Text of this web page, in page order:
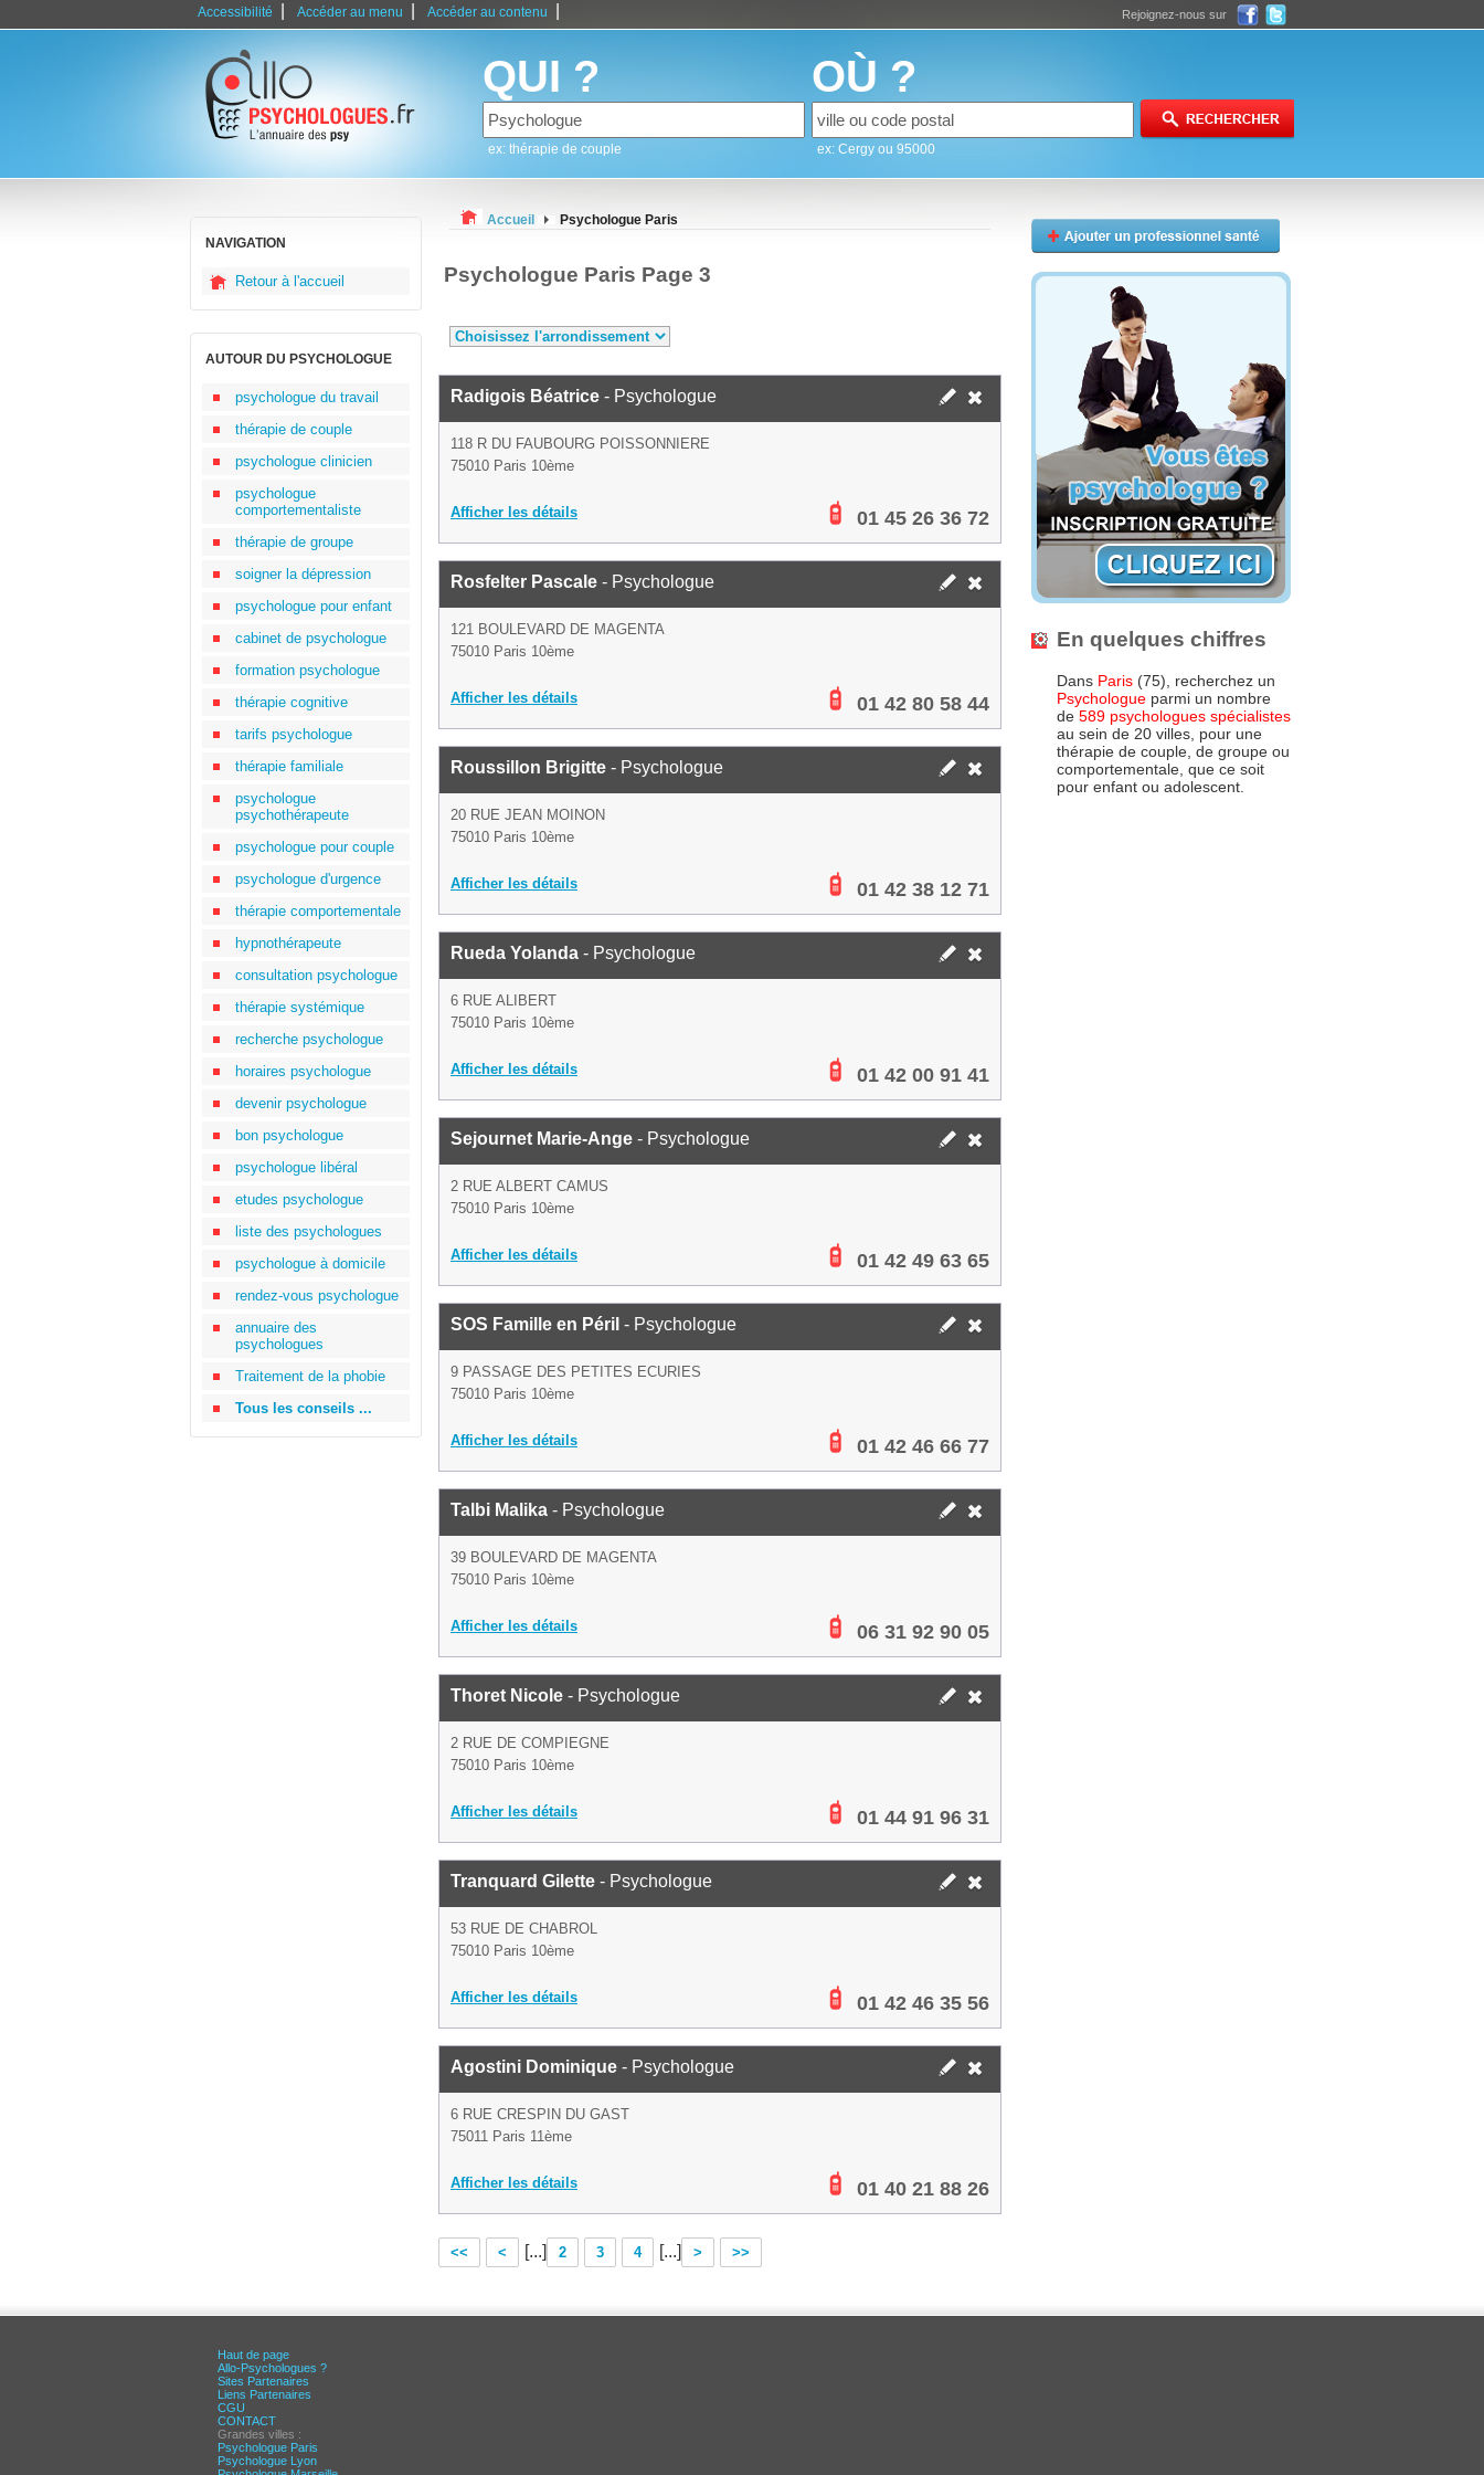
Accessibilité Accéder au menu Accéder au contenu Rejoignez-nous sur
QUI ?
ex: thérapie de couple
OÙ ?
ex: Cergy ou 95000
NAVIGATION
Retour à l'accueil
AUTOUR DU PSYCHOLOGUE
psychologue du travail
thérapie de couple
psychologue clinicien
psychologue
comportementaliste
thérapie de groupe
soigner la dépression
psychologue pour enfant
cabinet de psychologue
formation psychologue
thérapie cognitive
tarifs psychologue
thérapie familiale
psychologue
psychothérapeute
psychologue pour couple
psychologue d'urgence
thérapie comportementale
hypnothérapeute
consultation psychologue
thérapie systémique
recherche psychologue
horaires psychologue
devenir psychologue
bon psychologue
psychologue libéral
etudes psychologue
liste des psychologues
psychologue à domicile
rendez-vous psychologue
annuaire des
psychologues
Traitement de la phobie
Tous les conseils ...
Accueil Psychologue Paris
Psychologue Paris Page 3
Radigois Béatrice - Psychologue
118 R DU FAUBOURG POISSONNIERE
75010 Paris 10ème
Afficher les détails 01 45 26 36 72
Rosfelter Pascale - Psychologue
121 BOULEVARD DE MAGENTA
75010 Paris 10ème
Afficher les détails 01 42 80 58 44
Roussillon Brigitte - Psychologue
20 RUE JEAN MOINON
75010 Paris 10ème
Afficher les détails 01 42 38 12 71
Rueda Yolanda - Psychologue
6 RUE ALIBERT
75010 Paris 10ème
Afficher les détails 01 42 00 91 41
Sejournet Marie-Ange - Psychologue
2 RUE ALBERT CAMUS
75010 Paris 10ème
Afficher les détails 01 42 49 63 65
SOS Famille en Péril - Psychologue
9 PASSAGE DES PETITES ECURIES
75010 Paris 10ème
Afficher les détails 01 42 46 66 77
Talbi Malika - Psychologue
39 BOULEVARD DE MAGENTA
75010 Paris 10ème
Afficher les détails 06 31 92 90 05
Thoret Nicole - Psychologue
2 RUE DE COMPIEGNE
75010 Paris 10ème
Afficher les détails 01 44 91 96 31
Tranquard Gilette - Psychologue
53 RUE DE CHABROL
75010 Paris 10ème
Afficher les détails 01 42 46 35 56
Agostini Dominique - Psychologue
6 RUE CRESPIN DU GAST
75011 Paris 11ème
Afficher les détails 01 40 21 88 26
<< < [...] 2 3 4 [...] > >>
En quelques chiffres
Dans Paris (75), recherchez un
Psychologue parmi un nombre
de 589 psychologues spécialistes
au sein de 20 villes, pour une
thérapie de couple, de groupe ou
comportementale, que ce soit
pour enfant ou adolescent.
Haut de page
Allo-Psychologues ?
Sites Partenaires
Liens Partenaires
CGU
CONTACT
Grandes villes :
Psychologue Paris
Psychologue Lyon